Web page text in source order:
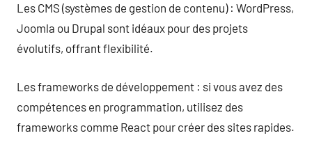
Les CMS (systèmes de gestion de contenu) : WordPress,
Joomla ou Drupal sont idéaux pour des projets
évolutifs, offrant flexibilité.
Les frameworks de développement : si vous avez des
compétences en programmation, utilisez des
frameworks comme React pour créer des sites rapides.